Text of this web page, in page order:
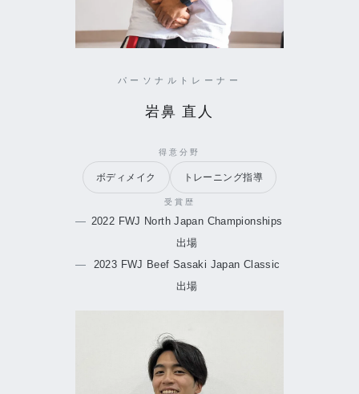
パーソナルトレーナー
岩鼻 直人
得意分野
ボディメイク トレーニング指導
受賞歴
2022 FWJ North Japan Championships
出場
2023 FWJ Beef Sasaki Japan Classic
出場